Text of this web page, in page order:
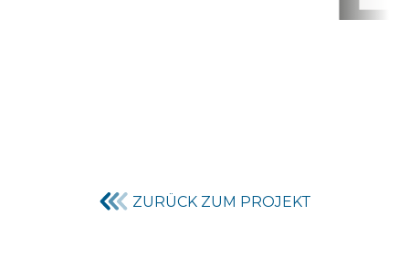
ZURÜCK ZUM PROJEKT